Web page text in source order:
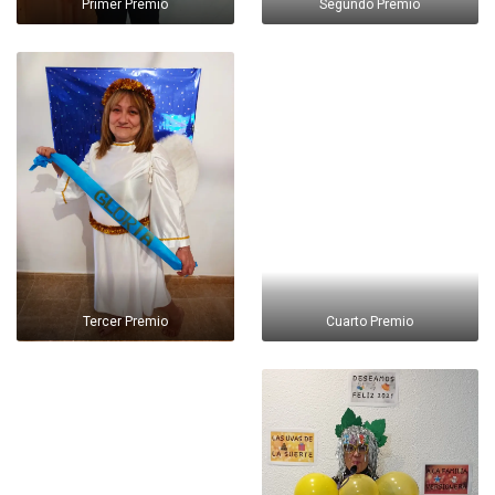
Primer Premio Segundo Premio
Tercer Premio Cuarto Premio